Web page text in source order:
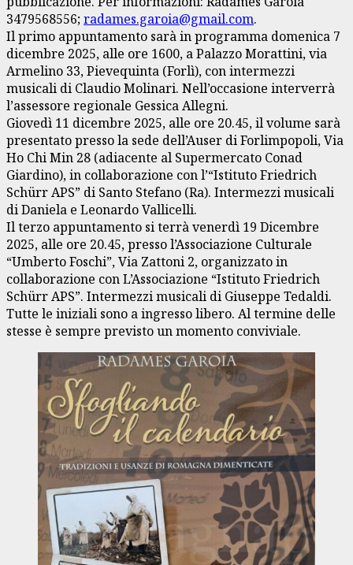
3479568556; radames.garoia@gmail.com.
Il primo appuntamento sarà in programma domenica 7
dicembre 2025, alle ore 1600, a Palazzo Morattini, via
Armelino 33, Pievequinta (Forlì), con intermezzi
musicali di Claudio Molinari. Nell’occasione interverrà
l’assessore regionale Gessica Allegni.
Giovedì 11 dicembre 2025, alle ore 20.45, il volume sarà
presentato presso la sede dell’Auser di Forlimpopoli, Via
Ho Chi Min 28 (adiacente al Supermercato Conad
Giardino), in collaborazione con l’“Istituto Friedrich
Schürr APS” di Santo Stefano (Ra). Intermezzi musicali
di Daniela e Leonardo Vallicelli.
Il terzo appuntamento si terrà venerdì 19 Dicembre
2025, alle ore 20.45, presso l’Associazione Culturale
“Umberto Foschi”, Via Zattoni 2, organizzato in
collaborazione con L’Associazione “Istituto Friedrich
Schürr APS”. Intermezzi musicali di Giuseppe Tedaldi.
Tutte le iniziali sono a ingresso libero. Al termine delle
stesse è sempre previsto un momento conviviale.